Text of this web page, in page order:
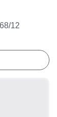
12